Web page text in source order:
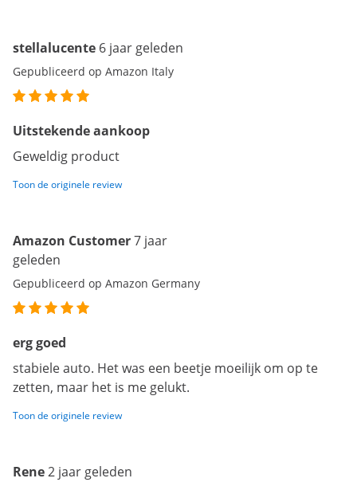
stellalucente 6 jaar geleden
Gepubliceerd op Amazon Italy
Uitstekende aankoop
Geweldig product
Toon de originele review
Amazon Customer7 jaar
geleden
Gepubliceerd op Amazon Germany
erg goed
stabiele auto. Het was een beetje moeilijk om op te
zetten, maar het is me gelukt.
Toon de originele review
Rene2 jaar geleden